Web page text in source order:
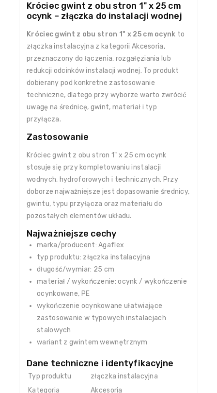
Króciec gwint z obu stron 1" x 25 cm
ocynk – złączka do instalacji wodnej
Króciec gwint z obu stron 1" x 25 cm ocynk to
złączka instalacyjna z kategorii Akcesoria,
przeznaczony do łączenia, rozgałęziania lub
redukcji odcinków instalacji wodnej. To produkt
dobierany pod konkretne zastosowanie
techniczne, dlatego przy wyborze warto zwrócić
uwagę na średnicę, gwint, materiał i typ
przyłącza.
Zastosowanie
Króciec gwint z obu stron 1" x 25 cm ocynk
stosuje się przy kompletowaniu instalacji
wodnych, hydroforowych i technicznych. Przy
doborze najważniejsze jest dopasowanie średnicy,
gwintu, typu przyłącza oraz materiału do
pozostałych elementów układu.
Najważniejsze cechy
marka/producent: Agaflex
typ produktu: złączka instalacyjna
długość/wymiar: 25 cm
materiał / wykończenie: ocynk / wykończenie
ocynkowane, PE
wykończenie ocynkowane ułatwiające
zastosowanie w typowych instalacjach
stalowych
wariant z gwintem wewnętrznym
Dane techniczne i identyfikacyjne
Typ produktu
złączka instalacyjna
Kategoria
Akcesoria